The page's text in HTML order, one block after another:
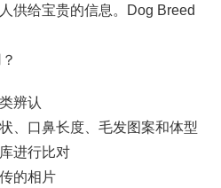
供给宝贵的信息。Dog Breed
辨认
、口鼻长度、毛发图案和体型
进行比对
的相片